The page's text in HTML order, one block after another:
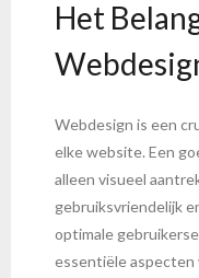
Het
Webdesign is een
elke website. Een
alleen visueel
gebruiksvriendelijk
optimale
essentiële aspecten